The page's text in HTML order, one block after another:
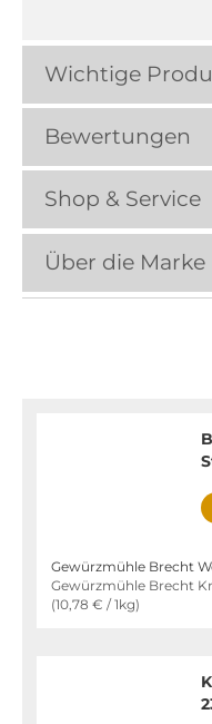
Wichtige
Bewertungen
Shop & Service
Über die Marke
Gewürzmühle Brecht
Gewürzmühle Brecht
(10,78 € / 1kg)